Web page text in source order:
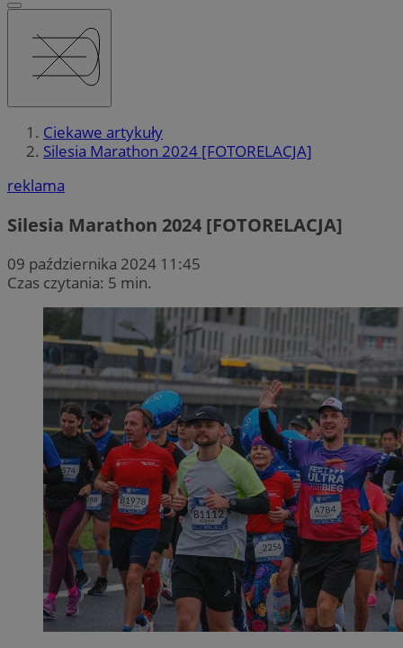
Ciekawe artykuły
Silesia Marathon 2024 [FOTORELACJA]
reklama
Silesia Marathon 2024 [FOTORELACJA]
09 października 2024 11:45
Czas czytania: 5 min.